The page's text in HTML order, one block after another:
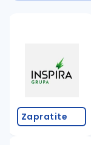
Zapratite